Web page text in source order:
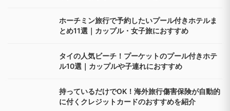
ホーチミン旅行で予約したいプール付きホテルま
とめ11選｜カップル・女子旅におすすめ
タイの人気ビーチ！プーケットのプール付きホテ
ル10選｜カップルや子連れにおすすめ
持っているだけでOK！海外旅行傷害保険が自動的
に付くクレジットカードのおすすめを紹介